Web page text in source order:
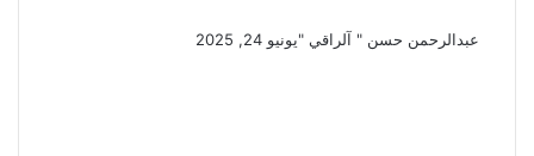
عبدالرحمن حسن " آلراقي "يونيو 24, 2025